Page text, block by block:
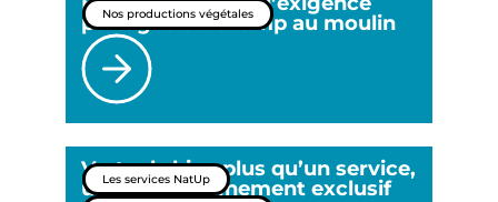
Nos productions végétales
partagée du champ au moulin
Les services NatUp
Vertual : bien plus qu’un service,
un accompagnement exclusif